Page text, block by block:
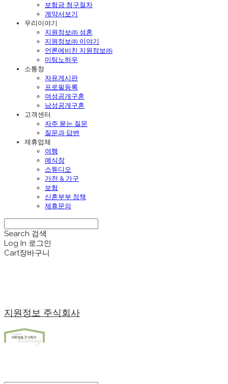
보험금 청구절차
계약서보기
우리이야기
지원정보㈜ 성혼
지원정보㈜ 이야기
언론에비친 지원정보㈜
미팅노하우
소통창
자유게시판
프로필등록
여성공개구혼
남성공개구혼
고객센터
자주 묻는 질문
질문과 답변
제휴업체
여행
예식장
스튜디오
가전 & 가구
보험
신혼부부 정책
제휴문의
Search 검색
Log In 로그인
Cart장바구니
지원정보 주식회사